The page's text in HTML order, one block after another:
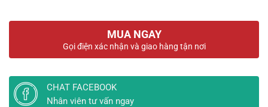
MUA NGAY
Gọi điện xác nhận và giao hàng tận nơi
CHAT FACEBOOK
Nhân viên tư vấn ngay